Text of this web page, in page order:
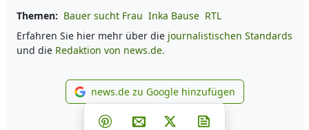
Themen: Bauer sucht Frau Inka Bause RTL
Erfahren Sie hier mehr über die journalistischen Standards
und die Redaktion von news.de.
news.de zu Google
news.de zu Google hinzufügen
Teilen auf Facebook
Teilen auf Whatsapp
Teilen auf Telegram
Teilen auf Pinterest
Per E-Mail teilen
Post auf X